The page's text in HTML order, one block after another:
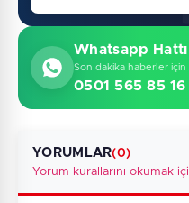
Whatsapp Hattı
Son dakika haberler için
0501 565 85 16
YORUMLAR(0)
Yorum kurallarını okumak